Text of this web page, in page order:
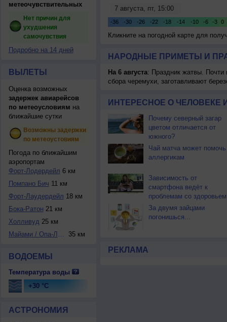
метеочувствительных
Нет причин для
ухудшения
самочувствия
Подробно на 14 дней
ВЫЛЕТЫ
Оценка возможных
задержек авиарейсов
по метеоусловиям на
ближайшие сутки
Возможны задержки
по метеоустовиям
Погода по ближайшим
аэропортам
Форт-Лодердейл 6 км
Помпано Бич 11 км
Форт-Лаудердейл 18 км
Бока-Ратон 21 км
Холливуд 25 км
Майами / Опа-Лока
35 км
ВОДОЕМЫ
Температура воды
+30 °C
АСТРОНОМИЯ
Кликните на погодной карте для
НАРОДНЫЕ ПРИМЕТЫ И
На 6 августа: Праздник жатвы. Почти
сбора черемухи, заготавливают
ИНТЕРЕСНОЕ О ЧЕЛОВЕКЕ
Почему северный загар
цветом отличается от
южного?
Чай матча может помочь
аллергикам
Зависимость от
смартфона ведёт к
проблемам со здоровьем
За двумя зайцами
погонишься...
РЕКЛАМА